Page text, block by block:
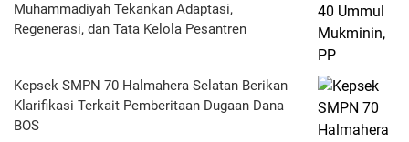
Muhammadiyah Tekankan Adaptasi,
Regenerasi, dan Tata Kelola Pesantren
Kepsek SMPN 70 Halmahera Selatan Berikan
Klarifikasi Terkait Pemberitaan Dugaan Dana
BOS